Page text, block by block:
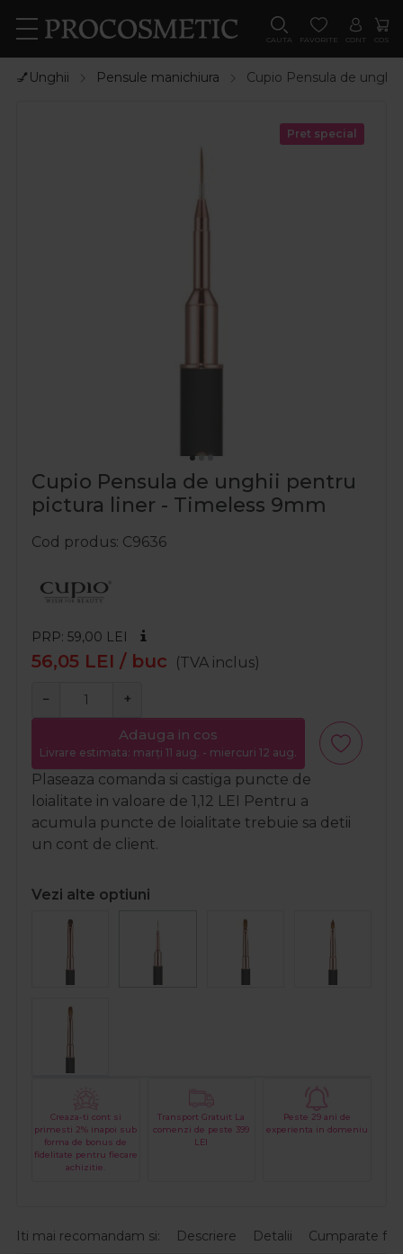
CAUTA FAVORITE CONT COS
💅Unghii Pensule manichiura Cupio Pensula de
Pret special
Cupio Pensula de unghii pentru
pictura liner - Timeless 9mm
Cod produs C9636
PRP: 59,00 LEI
56,05 LEI / buc (TVA inclus)
− +
Adauga in cos
Livrare estimata: marți 11 aug. - miercuri 12 aug.
Plaseaza comanda si castiga puncte de
loialitate in valoare de 1,12 LEI Pentru a
acumula puncte de loialitate trebuie sa detii
un cont de client.
Vezi alte optiuni
Creaza-ti cont si
primesti 2% inapoi sub
forma de bonus de
fidelitate pentru fiecare
achizitie.
Transport Gratuit La
comenzi de peste 399
LEI
Peste 29 ani de
experienta in domeniu
Iti mai recomandam si: Descriere Detalii Cumparate